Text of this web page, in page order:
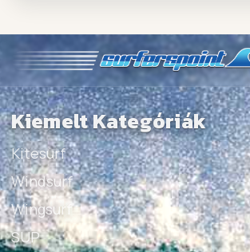
Kiemelt Kategóriák
Kitesurf
Windsurf
Wingsurf
SUP